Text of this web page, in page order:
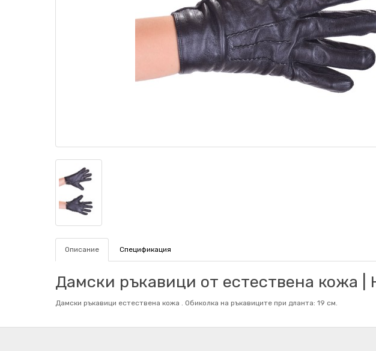
Описание Спецификация
Дамски ръкавици от естествена кожа |
Дамски ръкавици естествена кожа . Обиколка на ръкaвиците при дланта: 19 см.